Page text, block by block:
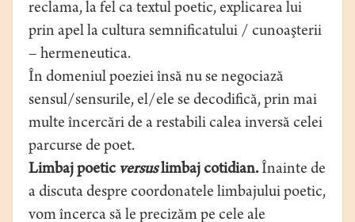
reclama, la fel ca textul poetic, explicarea lui
prin apel la cultura semnificatului / cunoaşterii
– hermeneutica.
În domeniul poeziei însă nu se negociază
sensul/sensurile, el/ele se decodifică, prin mai
multe încercări de a restabili calea inversă celei
parcurse de poet.
Limbaj poetic versuslimbaj cotidian.Înainte de
a discuta despre coordonatele limbajului poetic,
vom încerca să le precizăm pe cele ale